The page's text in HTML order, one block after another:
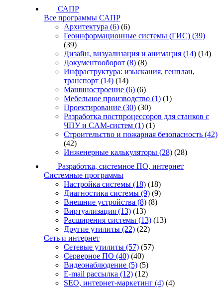
САПР
Все программы САПР
Архитектура (6) (6)
Геоинформационные системы (ГИС) (39)
(39)
Дизайн, визуализация и анимация (14) (14)
Документооборот (8) (8)
Инфраструктура: изыскания, генплан,
транспорт (14) (14)
Машиностроение (6) (6)
Мебельное производство (1) (1)
Проектирование (30) (30)
Разработка постпроцессоров для станков с
ЧПУ и CAM-систем (1) (1)
Строительство и пожарная безопасность (42)
(42)
Инженерные калькуляторы (28) (28)
Разработка, системное ПО, интернет
Системные программы
Настройка системы (18) (18)
Диагностика системы (9) (9)
Внешние устройства (8) (8)
Виртуализация (13) (13)
Расширения системы (13) (13)
Другие утилиты (22) (22)
Сеть и интернет
Сетевые утилиты (57) (57)
Серверное ПО (40) (40)
Видеонаблюдение (5) (5)
E-mail рассылка (12) (12)
SEO, интернет-маркетинг (4) (4)